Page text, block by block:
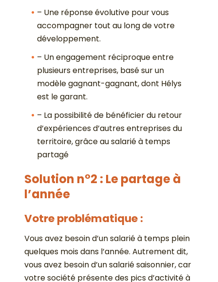
– Une réponse évolutive pour vous
accompagner tout au long de votre
développement.
– Un engagement réciproque entre
plusieurs entreprises, basé sur un
modèle gagnant-gagnant, dont Hélys
est le garant.
– La possibilité de bénéficier du retour
d’expériences d’autres entreprises du
territoire, grâce au salarié à temps
partagé
Solution n°2 : Le partage à
l’année
Votre problématique :
Vous avez besoin d’un salarié à temps plein
quelques mois dans l’année. Autrement dit,
vous avez besoin d’un salarié saisonnier, car
votre société présente des pics d’activité à